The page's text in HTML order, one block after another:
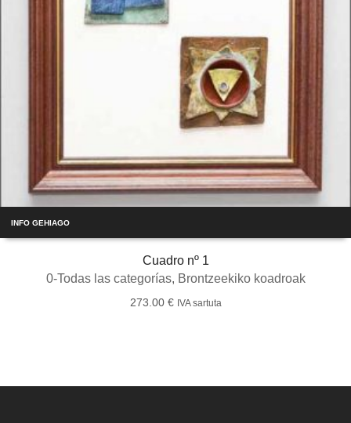
INFO GEHIAGO
Cuadro nº 1
0-Todas las categorías, Brontzeekiko koadroak
273.00 € IVA sartuta